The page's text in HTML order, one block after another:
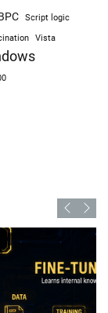
Script logic
Vista